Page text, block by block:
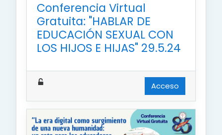
Conferencia Virtual
Gratuita: "HABLAR DE
EDUCACIÓN SEXUAL CON
LOS HIJOS E HIJAS" 29.5.24
Acceso